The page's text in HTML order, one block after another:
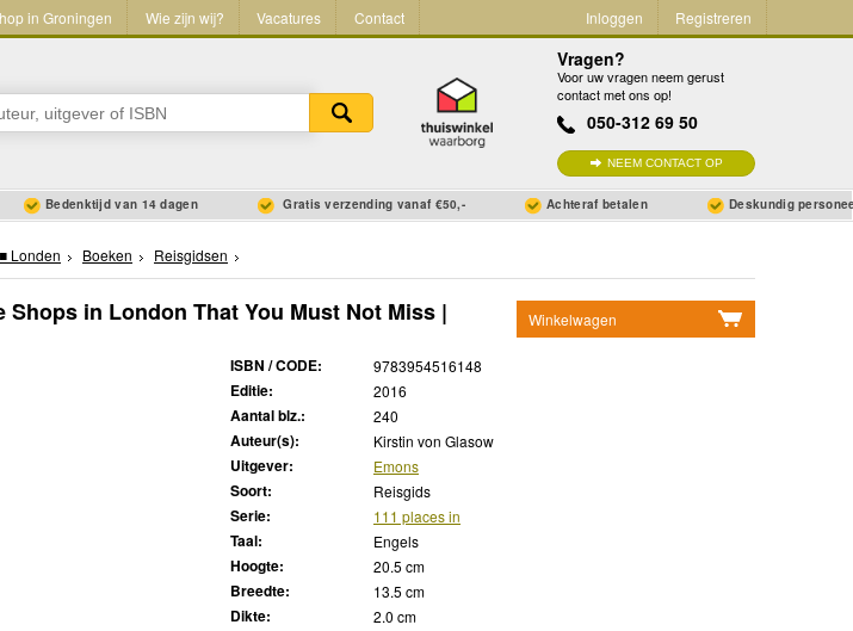
in Groningen Wie zijn wij? Vacatures Contact Inloggen Registreren
Vragen?
Voor uw vragen neem gerust
contact met ons op!
050-312 69 50
NEEM CONTACT OP
Bedenktijd van 14 dagen Gratis verzending vanaf €50,- Achteraf betalen Deskundig
■ Londen Boeken Reisgidsen
Winkelwagen
Shops in London That You Must Not Miss |
ISBN / CODE: 9783954516148
Editie: 2016
Aantal blz.: 240
Auteur(s): Kirstin von Glasow
Uitgever: Emons
Soort: Reisgids
Serie: 111 places in
Taal: Engels
Hoogte: 20.5 cm
Breedte: 13.5 cm
Dikte: 2.0 cm